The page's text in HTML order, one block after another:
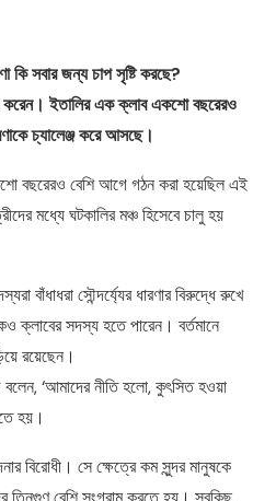
কি সবার জন্য চাপ সৃষ্টি করছে?
করেন। ইতালির এক ক্লাব একশো বছরেরও
চ্যালেঞ্জ করে আসছে।
বছরেরও বেশি আগে গঠন করা হয়েছিল এই
মধ্যে ঘটকালির মঞ্চ হিসেবে চালু হয়
বাঁধাধরা সৌন্দর্য্যের ধারণার বিরুদ্ধে রুখে
ক্লাবের সদস্য হতে পারেন। বর্তমানে
রয়েছেন।
‘আমাদের নীতি হলো, কুৎসিত হওয়া
হয়।
বিরোধী। সে ক্ষেত্রে কম সুন্দর মানুষকে